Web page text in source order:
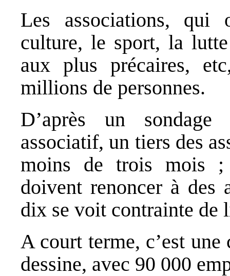
Les associations, qui
culture, le sport, la
aux plus précaires,
millions de personnes.
D’après un
associatif, un tiers des
moins de trois mois ;
doivent renoncer à des
dix se voit contrainte de
A court terme, c’est
dessine, avec 90 000